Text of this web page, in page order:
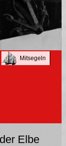
Mitsegeln
Elbe